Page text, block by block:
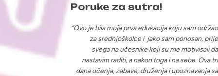
Poruke za sutra!
“Ovo je bila moja prva edukacija koju sam održao
za srednjoškolce i jako sam ponosan, prije
svega na učesnike koji su me motivisali da
nastavim raditi, a nakon toga i na sebe. Ova tri
dana učenja, zabave, druženja i upoznavanja sa